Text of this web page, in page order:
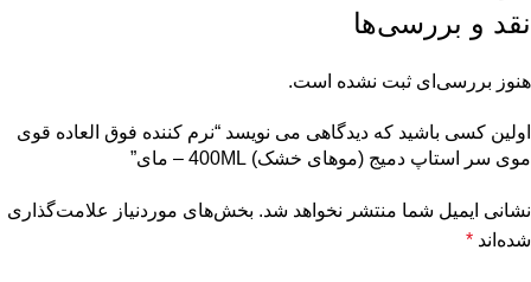
نقد و بررسی‌ها
هنوز بررسی‌ای ثبت نشده است.
اولین کسی باشید که دیدگاهی می نویسد “نرم کننده فوق العاده قوی
موی سر استاپ دمیج (موهای خشک) 400ML – مای”
نشانی ایمیل شما منتشر نخواهد شد. بخش‌های موردنیاز علامت‌گذاری
شده‌اند *